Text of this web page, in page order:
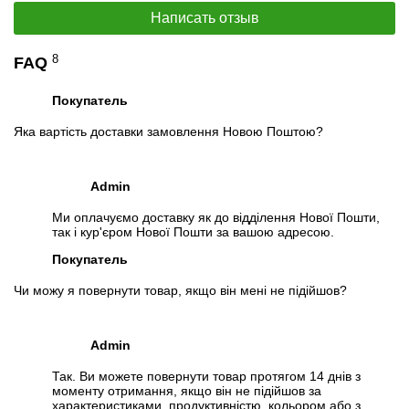
Отслеживать в Instagram
Написать отзыв
FAQ 8
Покупатель
Яка вартість доставки замовлення Новою Поштою?
Admin
Ми оплачуємо доставку як до відділення Нової Пошти,
так і кур'єром Нової Пошти за вашою адресою.
Покупатель
Чи можу я повернути товар, якщо він мені не підійшов?
Admin
Так. Ви можете повернути товар протягом 14 днів з
моменту отримання, якщо він не підійшов за
характеристиками, продуктивністю, кольором або з